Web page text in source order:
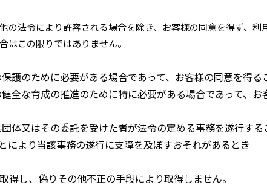
の法令により許容される場合を除き、お客様の同意を得ず、
はこの限りではありません。
保護のために必要がある場合であって、お客様の同意を得
健全な育成の推進のために特に必要がある場合であって、
団体又はその委託を受けた者が法令の定める事務を遂行す
により当該事務の遂行に支障を及ぼすおそれがあるとき
得し、偽りその他不正の手段により取得しません。